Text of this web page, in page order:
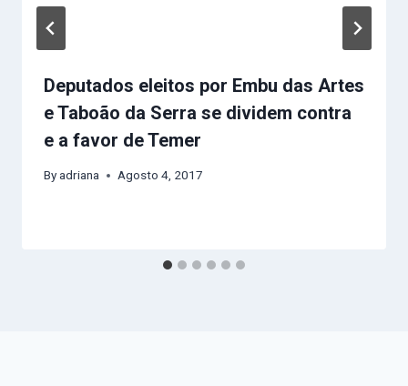
Deputados eleitos por Embu das Artes
e Taboão da Serra se dividem contra
e a favor de Temer
Byadriana Agosto 4, 2017